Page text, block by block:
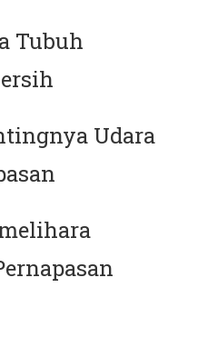
Tubuh
Udara